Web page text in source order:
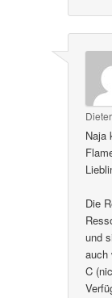
Dieter
Naja
Die
und
auch
C